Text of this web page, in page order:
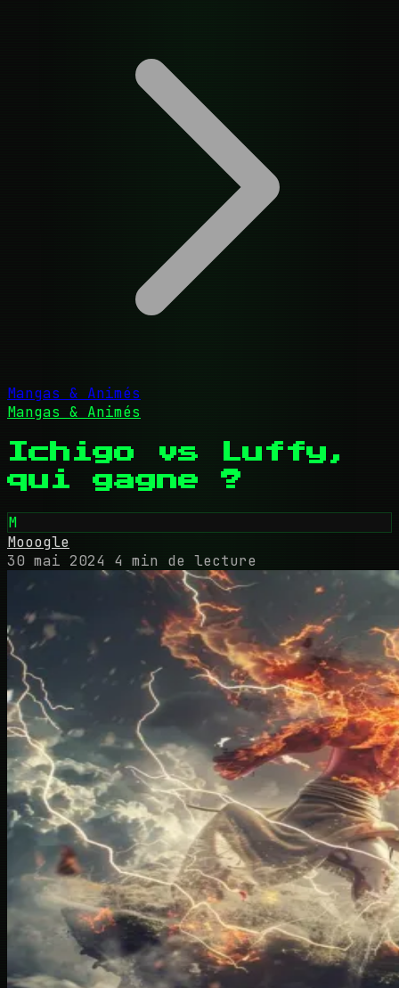
Mangas & Animés
Mangas & Animés
Ichigo vs Luffy,
qui gagne ?
M
Mooogle
30 mai 2024 4 min de lecture